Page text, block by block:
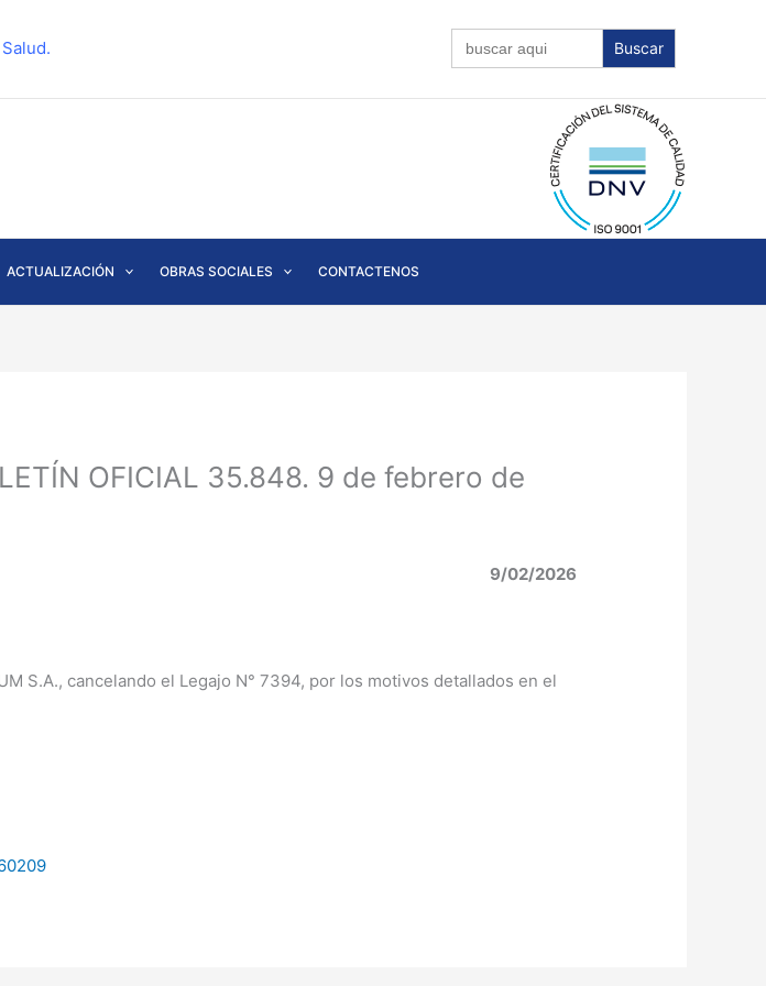
Buscar:
ACTUALIZACIÓN OBRAS SOCIALES CONTACTENOS
OFICIAL 35.848. 9 de febrero de
9/02/2026
S.A., cancelando el Legajo N° 7394, por los motivos detallados en el